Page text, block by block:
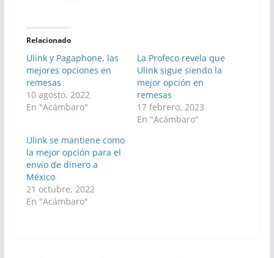
Relacionado
Ulink y Pagaphone, las
mejores opciones en
remesas
10 agosto, 2022
En "Acámbaro"
La Profeco revela que
Ulink sigue siendo la
mejor opción en
remesas
17 febrero, 2023
En "Acámbaro"
Ulink se mantiene como
la mejor opción para el
envío de dinero a
México
21 octubre, 2022
En "Acámbaro"